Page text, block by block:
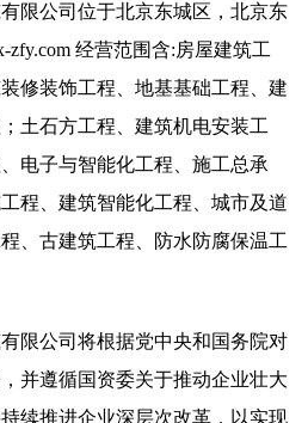
限公司位于北京东城区，北京东
经营范围含:房屋建筑工
修装饰工程、地基基础工程、建
土石方工程、建筑机电安装工
电子与智能化工程、施工总承
程、建筑智能化工程、城市及道
、古建筑工程、防水防腐保温工
限公司将根据党中央和国务院对
并遵循国资委关于推动企业壮大
续推进企业深层次改革，以实现